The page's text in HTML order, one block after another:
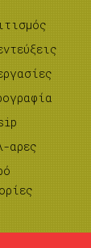
αρες